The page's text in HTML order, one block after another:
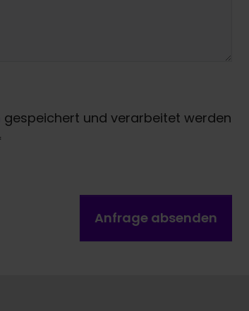
gespeichert und verarbeitet werden
Anfrage absenden